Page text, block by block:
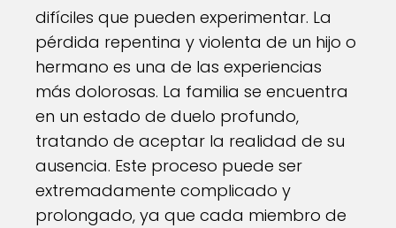
difíciles que pueden experimentar. La
pérdida repentina y violenta de un hijo o
hermano es una de las experiencias
más dolorosas. La familia se encuentra
en un estado de duelo profundo,
tratando de aceptar la realidad de su
ausencia. Este proceso puede ser
extremadamente complicado y
prolongado, ya que cada miembro de